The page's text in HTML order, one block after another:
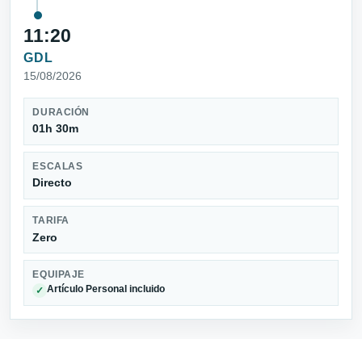
11:20
GDL
15/08/2026
DURACIÓN
01h 30m
ESCALAS
Directo
TARIFA
Zero
EQUIPAJE
✓ Artículo Personal incluido